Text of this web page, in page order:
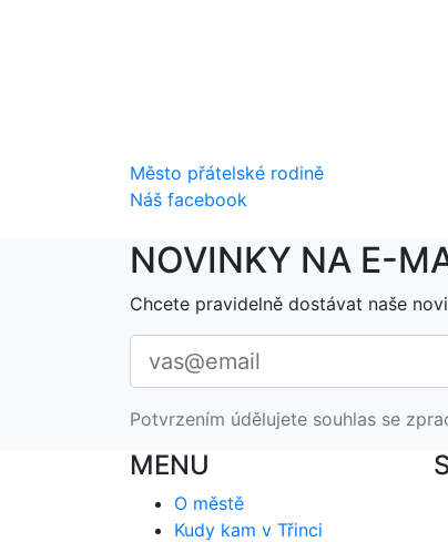
Město přátelské rodině
Náš facebook
NOVINKY NA E-
Chcete pravidelně dostávat naše
Potvrzením údělujete souhlas se
MENU
O městě
Kudy kam v Třinci